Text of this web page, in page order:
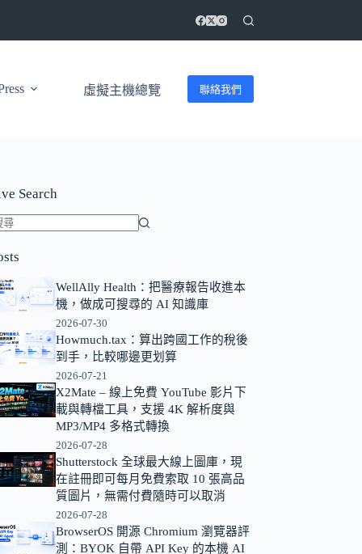
虛擬主機總覽 聯絡我們
Search
WellAlly Health：把醫療報告收進本
機，做成可搜尋的 AI 知識庫
2026-07-30
Howmuch.tax：算出跨國工作的稅後
到手，比較哪邊更划算
2026-07-21
X2Mate – 線上免費 YouTube 影片下
載與轉檔工具，支援 4K 解析度與
MP3/MP4 多格式轉換
2026-07-28
Shutterstock 全球最大線上圖庫，現
在註冊即可每月免費索取 10 張高品
質圖片，無需付費隨時可以取消
2026-07-28
BrowserOS 開源 Chromium 瀏覽器評
測：BYOK 自帶 API Key 的本機 AI